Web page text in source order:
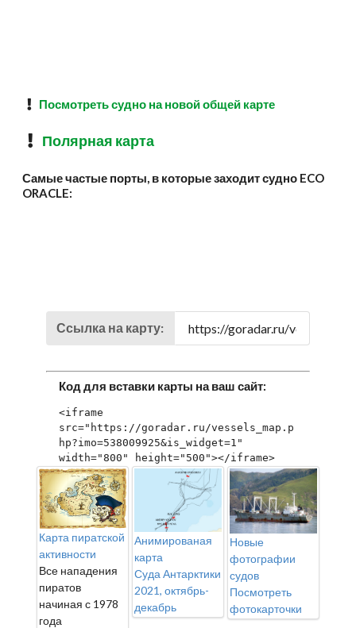
Посмотреть судно на новой общей карте
Полярная карта
Самые частые порты, в которые заходит судно ECO
ORACLE:
Ссылка на карту:
Код для вставки карты на ваш сайт:
<iframe
src="https://goradar.ru/vessels_map.p
hp?imo=538009925&is_widget=1"
width="800" height="500"></iframe>
Карта пиратской
активности
Все нападения
пиратов
начиная с 1978
года
Анимированая
карта
Суда Антарктики
2021, октябрь-
декабрь
Новые
фотографии
судов
Посмотреть
фотокарточки